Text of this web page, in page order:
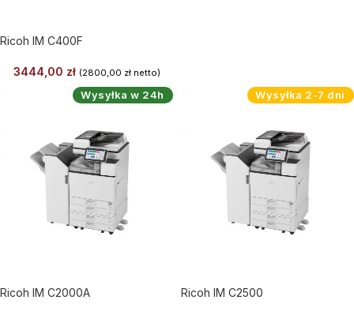
Ricoh IM C400F
3444,00 zł (2800,00 złnetto)
Wysyłka w 24h
Ricoh IM C2000A
Wysyłka 2-7 dni
Ricoh IM C2500